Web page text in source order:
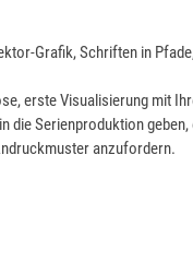
Grafik, Schriften in
erste Visualisierung mit
die Serienproduktion
anzufordern.